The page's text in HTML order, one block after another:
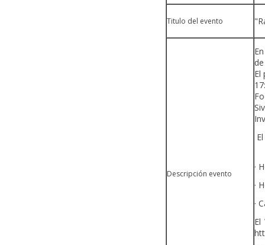
Titulo del evento
Descripción evento
El
·
·
·
El